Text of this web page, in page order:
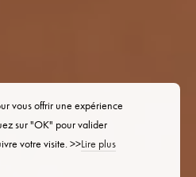
vous offrir une expérience
sur "OK" pour valider
votre visite. >>Lire plus